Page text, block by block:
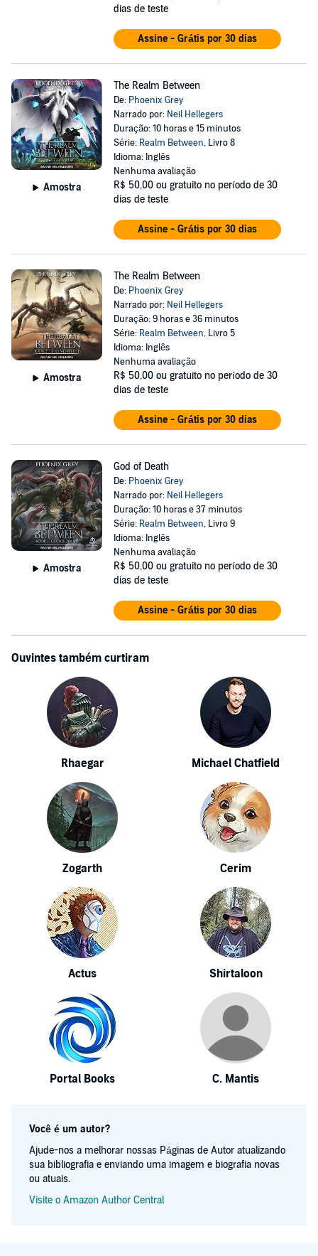
dias de teste
Assine - Grátis por 30 dias
Amostra
The Realm Between
De: Phoenix Grey
Narrado por: Neil Hellegers
Duração: 10 horas e 15 minutos
Série: Realm Between, Livro 8
Idioma: Inglês
Nenhuma avaliação
R$ 50,00 ou gratuito no período de 30
dias de teste
Assine - Grátis por 30 dias
Amostra
The Realm Between
De: Phoenix Grey
Narrado por: Neil Hellegers
Duração: 9 horas e 36 minutos
Série: Realm Between, Livro 5
Idioma: Inglês
Nenhuma avaliação
R$ 50,00 ou gratuito no período de 30
dias de teste
Assine - Grátis por 30 dias
Amostra
God of Death
De: Phoenix Grey
Narrado por: Neil Hellegers
Duração: 10 horas e 37 minutos
Série: Realm Between, Livro 9
Idioma: Inglês
Nenhuma avaliação
R$ 50,00 ou gratuito no período de 30
dias de teste
Assine - Grátis por 30 dias
Ouvintes também curtiram
Rhaegar Michael Chatfield
Zogarth Cerim
Actus Shirtaloon
Portal Books C. Mantis
Você é um autor?
Ajude-nos a melhorar nossas Páginas de Autor atualizando
sua bibliografia e enviando uma imagem e biografia novas
ou atuais.
Visite o Amazon Author Central